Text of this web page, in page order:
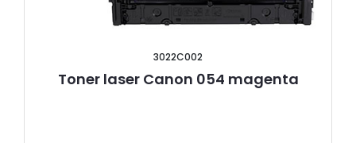
3022C002
Toner laser Canon 054 magenta